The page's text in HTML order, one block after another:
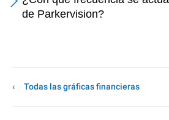
de Parkervision?
Todas las gráficas financieras